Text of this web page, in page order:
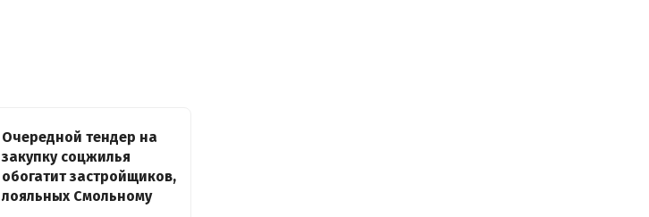
Очередной тендер на
закупку соцжилья
обогатит застройщиков,
лояльных Смольному